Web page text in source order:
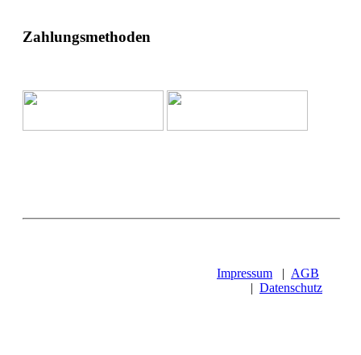
Zahlungsmethoden
Impressum | AGB
| Datenschutz